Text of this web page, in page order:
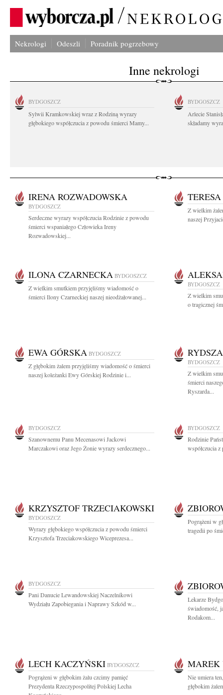
Nekrologi Odeszli Poradnik pogrzebowy
Inne nekrologi
BYDGOSZCZ
Sylwii Kramkowskiej wraz z Rodziną wyrazy
głębokiego współczucia z powodu śmierci Mamy...
BYDGOSZCZ
Arlecie
składamy
IRENA ROZWADOWSKA
BYDGOSZCZ
Serdeczne wyrazy współczucia Rodzinie z powodu
śmierci wspaniałego Człowieka Ireny
Rozwadowskiej...
Z wielkim
naszej
ILONA CZARNECKA BYDGOSZCZ
Z wielkim smutkiem przyjęliśmy wiadomość o
śmierci Ilony Czarneckiej naszej nieodżałowanej...
BYDGOSZCZ
Z wielkim
o tragicznej
EWA GÓRSKA BYDGOSZCZ
Z głębokim żalem przyjęliśmy wiadomość o śmierci
naszej koleżanki Ewy Górskiej Rodzinie i...
BYDGOSZCZ
Z wielkim
śmierci
Ryszarda...
BYDGOSZCZ
Szanownemu Panu Mecenasowi Jackowi
Marczakowi oraz Jego Żonie wyrazy serdecznego...
BYDGOSZCZ
Rodzinie
współczucia
KRZYSZTOF TRZECIAKOWSKI
BYDGOSZCZ
Wyrazy głębokiego współczucia z powodu śmierci
Krzysztofa Trzeciakowskiego Wiceprezesa...
Pogrążeni w
tragedii po
BYDGOSZCZ
Pani Danucie Lewandowskiej Naczelnikowi
Wydziału Zapobiegania i Naprawy Szkód w...
Lekarze
świadomość,
Rodakom...
LECH KACZYŃSKI BYDGOSZCZ
Pogrążeni w głębokim żalu czcimy pamięć
Prezydenta Rzeczypospolitej Polskiej Lecha
MAREK
Nie umiera
głębokim